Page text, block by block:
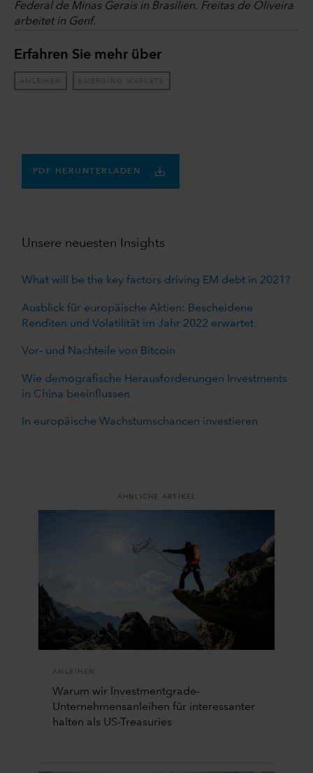
Federal de Minas Gerais in Brasilien. Freitas de Oliveira
arbeitet in Genf.
Erfahren Sie mehr über
ANLEIHEN EMERGING MARKETS
PDF HERUNTERLADEN
Unsere neuesten Insights
What will be the key factors driving EM debt in 2021?
Ausblick für europäische Aktien: Bescheidene
Renditen und Volatilität im Jahr 2022 erwartet
Vor- und Nachteile von Bitcoin
Wie demografische Herausforderungen Investments
in China beeinflussen
In europäische Wachstumschancen investieren
ÄHNLICHE ARTIKEL
ANLEIHEN
Warum wir Investmentgrade-
Unternehmensanleihen für interessanter
halten als US-Treasuries